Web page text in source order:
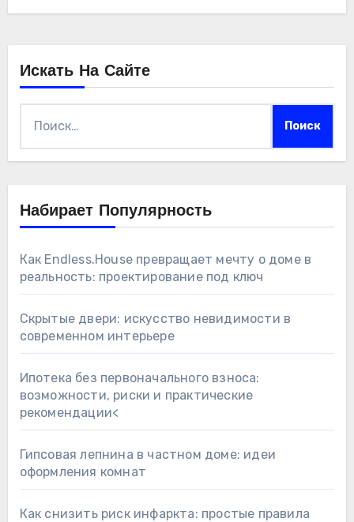
Искать На Сайте
Набирает Популярность
Как Endless.House превращает мечту о доме в
реальность: проектирование под ключ
Скрытые двери: искусство невидимости в
современном интерьере
Ипотека без первоначального взноса:
возможности, риски и практические
рекомендации<
Гипсовая лепнина в частном доме: идеи
оформления комнат
Как снизить риск инфаркта: простые правила